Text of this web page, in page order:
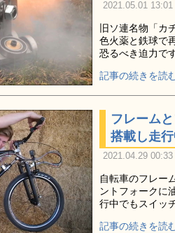
2021.05.01
旧ソ連名物「カ
色火薬と鉄球で
恐るべき迫力で
記事の続きを読
フレーム
搭載し走
2021.04.29
自転車のフレー
ントフォークに
行中でもスイッ
記事の続きを読